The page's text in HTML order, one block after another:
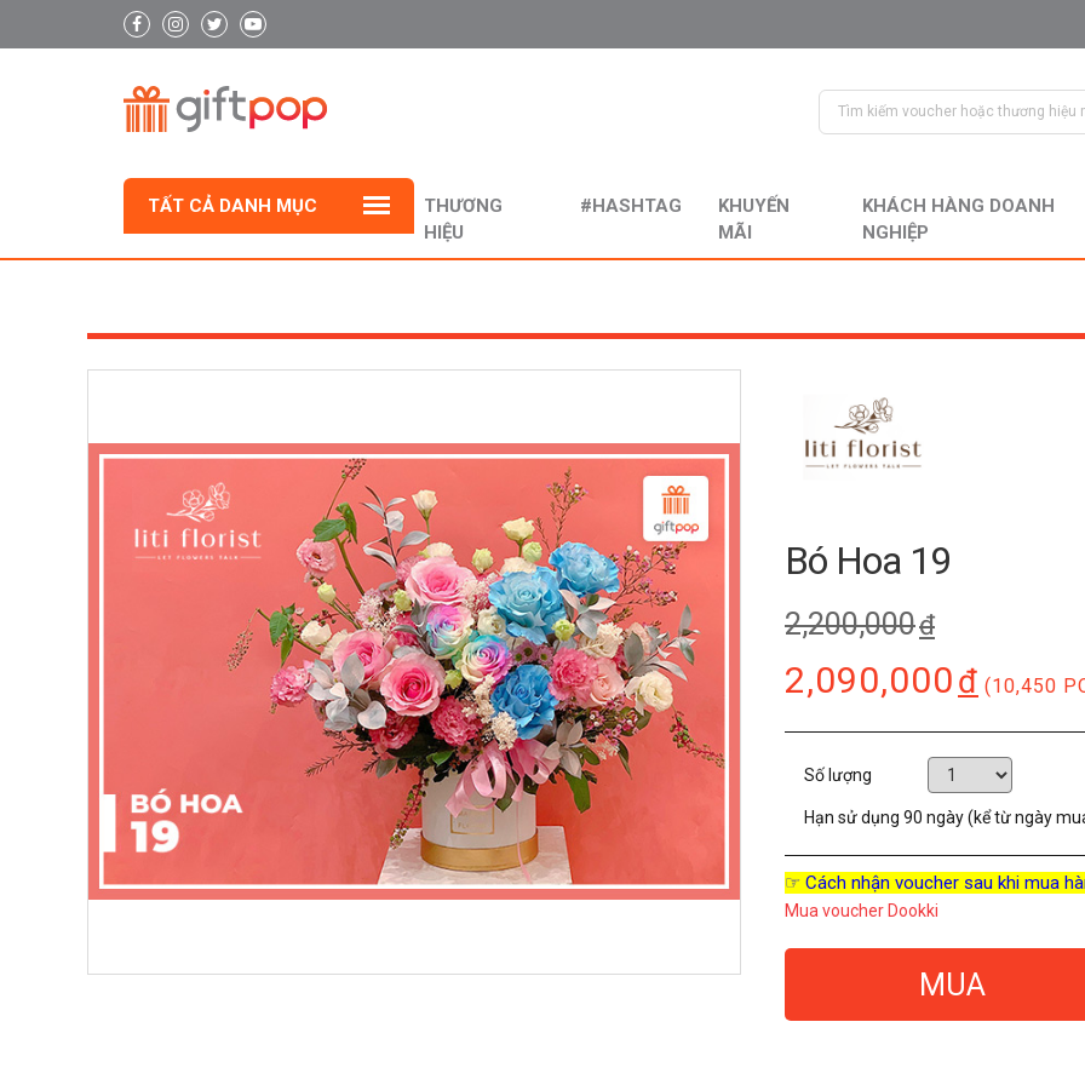
TẤT CẢ DANH MỤC
THƯƠNG
HIỆU
#HASHTAG
KHUYẾN
MÃI
KHÁCH HÀNG DOANH
NGHIỆP
Bó Hoa 19
2,200,000đ
2,090,000đ (10,450
Số lượng
Hạn sử dụng 90 ngày (kể từ ngày
☞ Cách nhận voucher sau khi mua
Mua voucher Dookki
MUA